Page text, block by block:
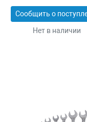
Нет в наличии